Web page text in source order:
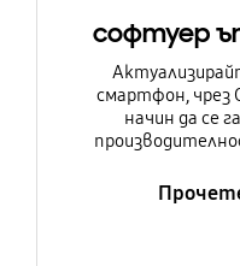
софтуер
смартфон, чрез
начин да се